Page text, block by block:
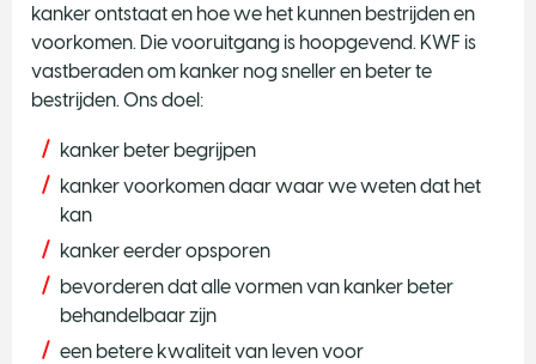
kanker ontstaat en hoe we het kunnen bestrijden en
voorkomen. Die vooruitgang is hoopgevend. KWF is
vastberaden om kanker nog sneller en beter te
bestrijden. Ons doel:
kanker beter begrijpen
kanker voorkomen daar waar we weten dat het
kan
kanker eerder opsporen
bevorderen dat alle vormen van kanker beter
behandelbaar zijn
een betere kwaliteit van leven voor